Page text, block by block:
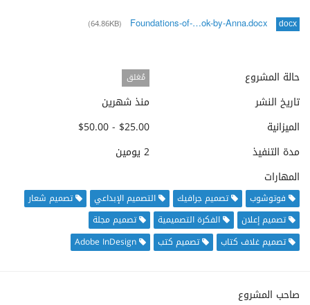
docx
Foundations-of-…ok-by-Anna.docx
(64.86KB)
حالة المشروع مُغلق
تاريخ النشر
منذ شهرين
الميزانية
$25.00 - $50.00
مدة التنفيذ
2 يومين
المهارات
فوتوشوب تصميم جرافيك التصميم الإبداعي
تصميم شعار
تصميم إعلان
الفكرة التصميمية
تصميم مجلة
تصميم غلاف كتاب
تصميم كتب Adobe InDesign
صاحب المشروع